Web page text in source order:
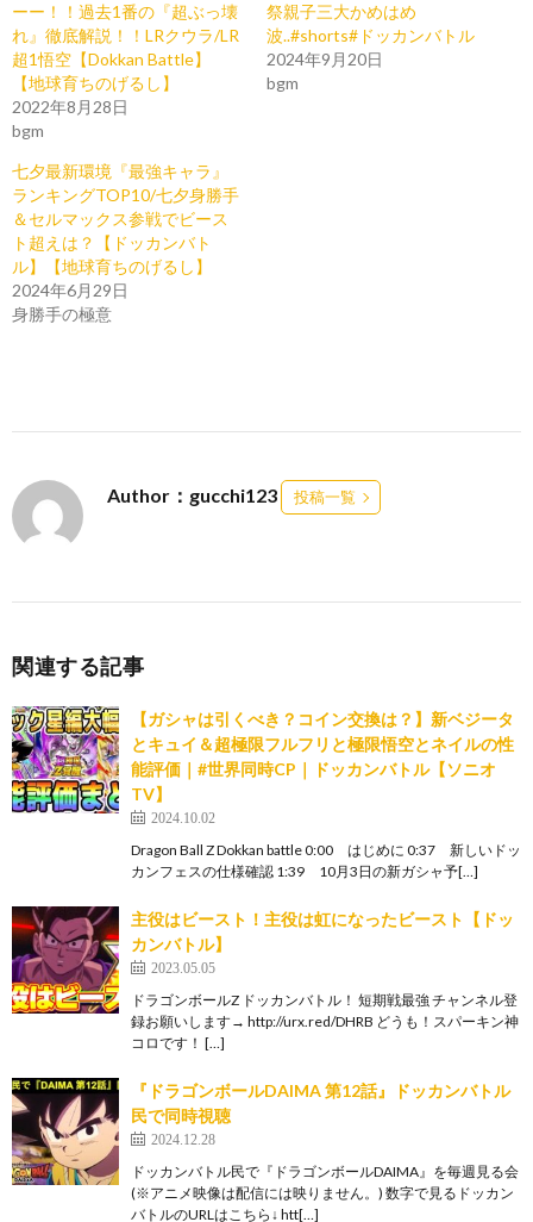
ーー！！過去1番の『超ぶっ壊
れ』徹底解説！！LRクウラ/LR
超1悟空【Dokkan Battle】
【地球育ちのげるし】
2022年8月28日
bgm
祭親子三大かめはめ
波..#shorts#ドッカンバトル
2024年9月20日
bgm
七夕最新環境『最強キャラ』
ランキングTOP10/七夕身勝手
＆セルマックス参戦でビース
ト超えは？【ドッカンバト
ル】【地球育ちのげるし】
2024年6月29日
身勝手の極意
Author：gucchi123 投稿一覧
関連する記事
【ガシャは引くべき？コイン交換は？】新ベジータ
とキュイ＆超極限フルフリと極限悟空とネイルの性
能評価｜#世界同時CP｜ドッカンバトル【ソニオ
TV】
2024.10.02
Dragon Ball Z Dokkan battle 0:00 はじめに 0:37 新しいドッ
カンフェスの仕様確認 1:39 10月3日の新ガシャ予[…]
主役はビースト！主役は虹になったビースト【ドッ
カンバトル】
2023.05.05
ドラゴンボールZ ドッカンバトル！ 短期戦最強 チャンネル登
録お願いします→ http://urx.red/DHRB どうも！スパーキン神
コロです！ […]
『ドラゴンボールDAIMA 第12話』ドッカンバトル
民で同時視聴
2024.12.28
ドッカンバトル民で『ドラゴンボールDAIMA』を毎週見る会
(※アニメ映像は配信には映りません。) 数字で見るドッカン
バトルのURLはこちら↓ htt[…]